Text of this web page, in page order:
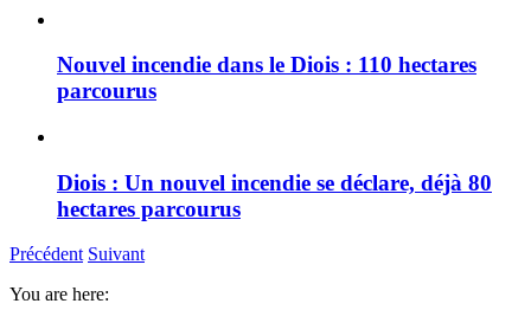
Nouvel incendie dans le Diois : 110 hectares
parcourus
Diois : Un nouvel incendie se déclare, déjà 80
hectares parcourus
Précédent Suivant
You are here: